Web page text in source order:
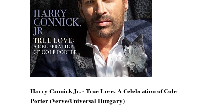
X. BOHÉM JAZZFŐVÁROS fesztivál,
Kecskemét, 2026. augusztus 6-9.: 4 nap, 4
színpad, 10 ország zenészei, 40 óra zene és
tánc!
2026. augusztus 05.
Magyar Jazz ABC – 541. rész: Juhász
Márton
Jazz-rock albumok 1983-ból - John Scofield
Harry Connick Jr. - True Love: A Celebration of Cole
Porter (Verve/Universal Hungary)